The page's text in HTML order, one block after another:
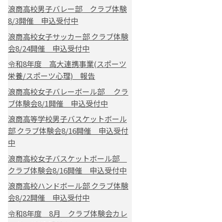
浪商高校男子バレー部 クラブ体験
8/3開催 申込受付中
浪商高校女子サッカー部 クラブ体験
会8/24開催 申込受付中
令和8年度 高大連携事業(スポーツ
栄養/スポーツ心理) 報告
浪商高校女子バレーボール部 クラ
ブ体験会8/1開催 申込受付中
浪商高等学校男子バスケットボール
部 クラブ体験会8/16開催 申込受付
中
浪商高校女子バスケットボール部
クラブ体験会8/16開催 申込受付中
浪商高校ハンドボール部 クラブ体験
会8/22開催 申込受付中
令和8年度 8月 クラブ体験会カレ